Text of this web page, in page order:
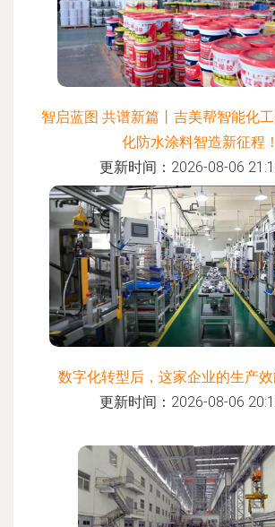
智启蓝图 共谱新篇丨吉美帮智能化
化防水涂料智造新征程！
更新时间：2026-08-06
数字化转型后，这家企业的生产
更新时间：2026-08-06